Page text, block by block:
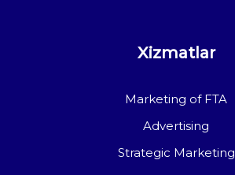
Xizmatlar
Marketing of FTA
Advertising
Strategic Marketing